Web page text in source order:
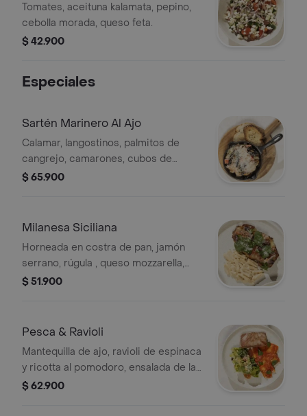
Tomates, aceituna kalamata, pepino,
cebolla morada, queso feta.
$ 42.900
Especiales
Sartén Marinero Al Ajo
Calamar, langostinos, palmitos de
cangrejo, camarones, cubos de
pescado, mejillones en mantequilla de
$ 65.900
Milanesa Siciliana
Horneada en costra de pan, jamón
serrano, rúgula , queso mozzarella,
tomate, aceitunas negras y pasta
$ 51.900
Pesca & Ravioli
Mantequilla de ajo, ravioli de espinaca
y ricotta al pomodoro, ensalada de la
casa.
$ 62.900